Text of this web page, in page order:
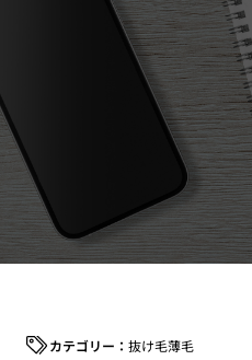
抜け毛薄毛